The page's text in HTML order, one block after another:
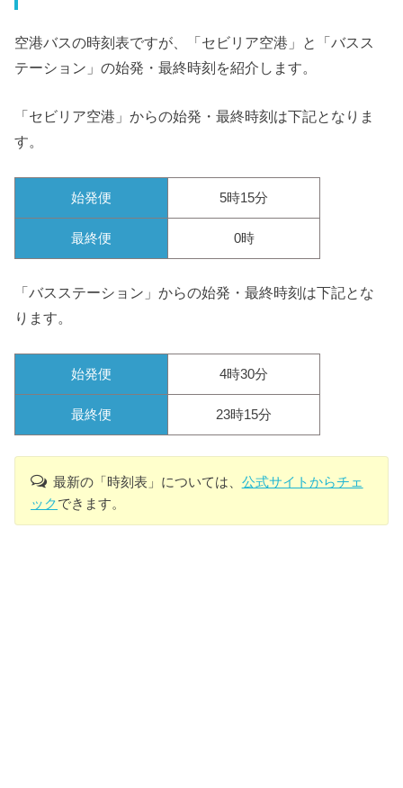
空港バスの時刻表ですが、「セビリア空港」と「バスス
テーション」の始発・最終時刻を紹介します。
「セビリア空港」からの始発・最終時刻は下記となりま
す。
始発便 5時15分
最終便 0時
「バスステーション」からの始発・最終時刻は下記とな
ります。
始発便 4時30分
最終便 23時15分
最新の「時刻表」については、 公式サイトからチェ
ックできます。